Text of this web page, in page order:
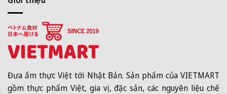
Đưa ẩm thực Việt tới Nhật Bản. Sản phẩm của VIETMART
gồm thực phẩm Việt, gia vị, đặc sản, các nguyên liệu chế